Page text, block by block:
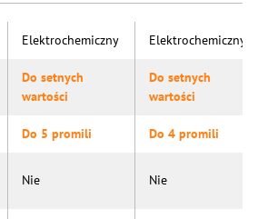
Elektrochemiczny Elektrochemiczny
Do setnych
wartości
Do setnych
wartości
Do 5 promili Do 4 promili
Nie Nie